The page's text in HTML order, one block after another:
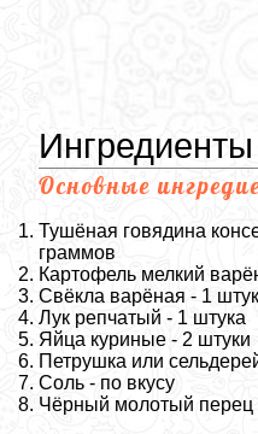
Ингредиенты
Основные
Тушёная говядина
граммов
Картофель мелкий
Свёкла варёная - 1
Лук репчатый - 1 штука
Яйца куриные - 2 штуки
Петрушка или
Соль - по вкусу
Чёрный молотый перец